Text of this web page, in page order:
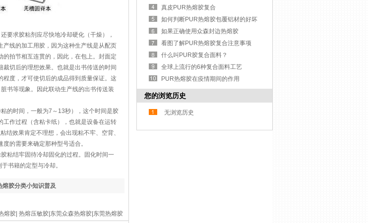
求胶粘剂应尽快地冷却硬化（干燥），
产线的加工用胶，因为这种生产线是从配页
拍节相互连贯的，因此，在包上。封面定
切后的理想效果。也就是出书传送的时间
度，才可使切后的成品得到质量保证。这
书等现象。因此联动生产线的出书传送装
的时间，一般为7～13秒），这个时间是胶
作过程（含粘卡纸），也就是设备在运转
结效果肯定不理想，会出现粘不牢、空背、
的需要来确定那种型号适合。
粘结牢固待冷却固化的过程。固化时间一
书籍的定型与冷却。
熔胶分类小知识普及
熔胶| 热熔压敏胶|东莞众森热熔胶|东莞热熔胶
真皮PUR热熔胶复合
如何判断PUR热熔胶包覆铝材的好坏
如果正确使用众森封边热熔胶
看图了解PUR热熔胶复合注意事项
什么叫PUR胶复合面料？
全球上流行的6种复合面料工艺
PUR热熔胶在疫情期间的作用
您的浏览历史
无浏览历史